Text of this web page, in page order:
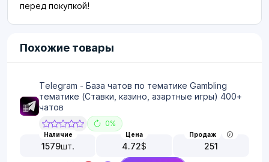
перед покупкой!
Похожие товары
Telegram - База чатов по тематике Gambling
тематике (Ставки, казино, азартные игры) 400+
чатов
0%
Наличие
1579шт.
Цена
4.72$
Продаж
251